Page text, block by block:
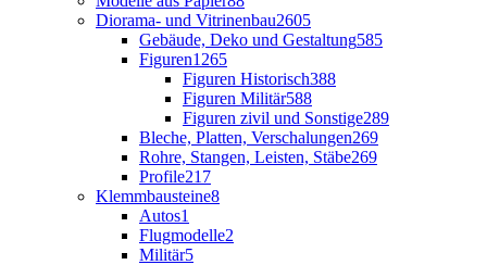
Diorama- und Vitrinenbau2605
Gebäude, Deko und Gestaltung585
Figuren1265
Figuren Historisch388
Figuren Militär588
Figuren zivil und Sonstige289
Bleche, Platten, Verschalungen269
Rohre, Stangen, Leisten, Stäbe269
Profile217
Klemmbausteine8
Autos1
Flugmodelle2
Militär5